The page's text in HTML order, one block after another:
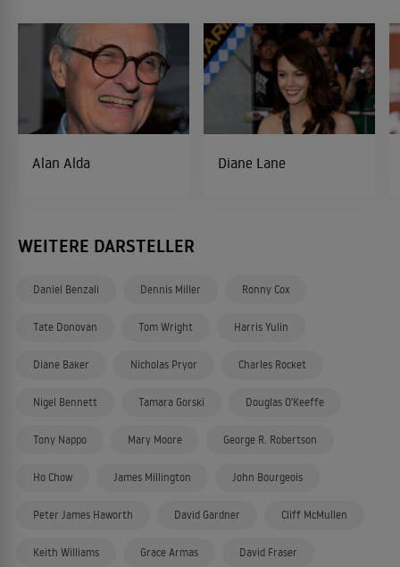
Alan Alda Diane Lane
WEITERE DARSTELLER
Daniel Benzali Dennis Miller Ronny Cox
Tate Donovan Tom Wright Harris Yulin
Diane Baker Nicholas Pryor Charles Rocket
Nigel Bennett Tamara Gorski Douglas O'Keeffe
Tony Nappo Mary Moore George R. Robertson
Ho Chow James Millington John Bourgeois
Peter James Haworth David Gardner Cliff McMullen
Keith Williams Grace Armas David Fraser